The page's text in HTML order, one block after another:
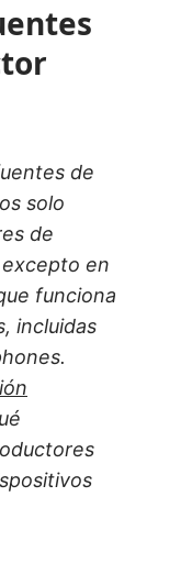
de
solo
de
en
funciona
incluidas